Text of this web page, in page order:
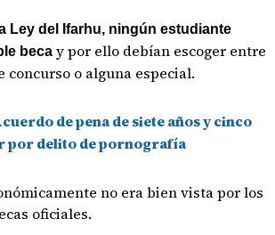
Ley del Ifarhu, ningún estudiante
beca y por ello debían escoger entre
concurso o alguna especial.
de pena de siete años y cinco
por delito de pornografía
no era bien vista por los
oficiales.